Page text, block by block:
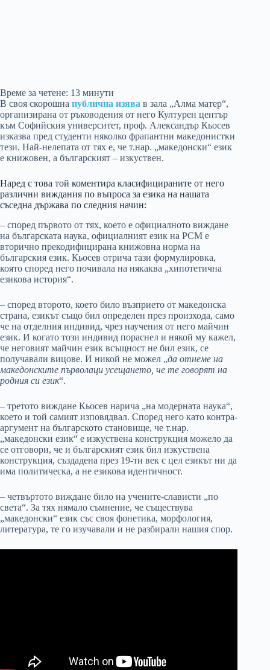
Време за четене: 13 минути
В своя скорошна публична изява в зала „Алма матер“,
организирана от ръководения от него Културен център
към Софийския университет, проф. Александър Кьосев
изказва пред студенти няколко фрапантни македонистки
тези. Най-нелепата от тях е, че т.нар. „македонски“ език
е книжовен, а българският – изкуствен.
Наред с това той коментира класифицираните от него
различни виждания по въпроса за езика на нашата
съседна държава по следния начин:
– според първото от тях, което е официалното виждане
на българската наука, официалният език на РСМ е
вторично прекодифицирана книжовна норма на
българския език. Кьосев отрича тази формулировка,
която според него почивала на някаква „хипотетична
езикова история“.
– според второто, което било възприето от македонска
страна, езикът също бил определен през произхода, само
че на отделния индивид, чрез научения от него майчин
език. И когато този индивид пораснел и някой му кажел,
че неговият майчин език всъщност не бил език, се
получавали вицове. И никой не можел „да отнеме на
македонските първолаци усещането, че те говорят на
родния си език“.
– третото виждане Кьосев нарича „на модерната наука“,
което и той самият изповядвал. Според него като контра-
аргумент на българското становище, че т.нар.
„македонски език“ е изкуствена конструкция можело да
се отговори, че и българският език бил изкуствена
конструкция, създадена през 19-ти век с цел езикът ни да
има политическа, а не езикова идентичност.
– четвъртото виждане било на учените-слависти „по
света“. За тях нямало съмнение, че съществува
„македонски“ език със своя фонетика, морфология,
литература, те го изучавали и не разбирали нашия спор.